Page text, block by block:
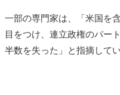
一部の専門家は、「米国を
目をつけ、連立政権のパー
半数を失った」と指摘してい